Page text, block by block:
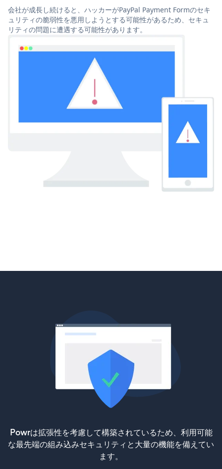
会社が成長し続けると、ハッカーがPayPal Payment Formのセキ
ュリティの脆弱性を悪用しようとする可能性があるため、セキュ
リティの問題に遭遇する可能性があります。
Powrは拡張性を考慮して構築されているため、利用可能
な最先端の組み込みセキュリティと大量の機能を備えてい
ます。